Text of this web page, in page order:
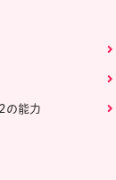
の能力